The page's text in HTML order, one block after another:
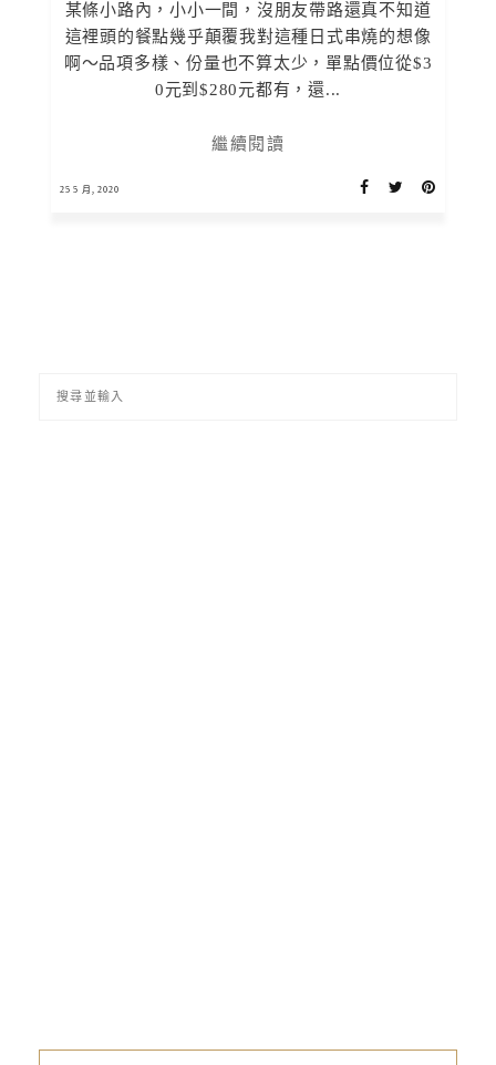
某條小路內，小小一間，沒朋友帶路還真不知道
這裡頭的餐點幾乎顛覆我對這種日式串燒的想像
啊～品項多樣、份量也不算太少，單點價位從$3
0元到$280元都有，還...
繼續閱讀
25 5 月, 2020